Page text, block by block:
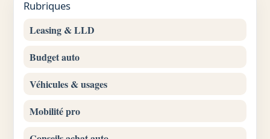
Rubriques
Leasing & LLD
Budget auto
Véhicules & usages
Mobilité pro